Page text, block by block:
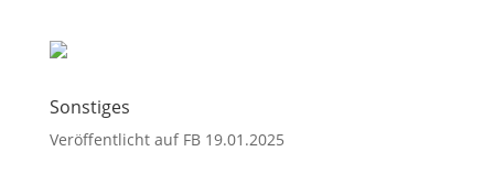
Sonstiges
Veröffentlicht auf FB 19.01.2025